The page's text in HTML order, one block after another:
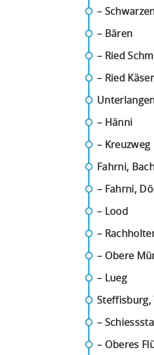
–
– Bären(PDF)
– Ried
– Ried
– Hänni(PDF)
– Kreuzweg
Fahrni,
– Fahrni,
– Lood(PDF)
–
– Obere
– Lueg(PDF)
–
– Oberes